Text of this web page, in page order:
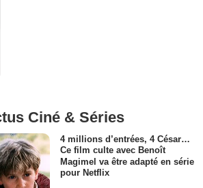
Ciné & Séries
4 millions d’entrées, 4 César…
Ce film culte avec Benoît
Magimel va être adapté en série
pour Netflix